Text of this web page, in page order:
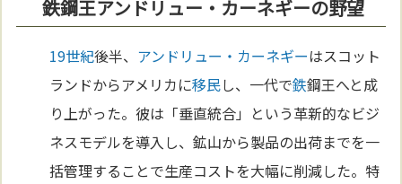
鉄鋼王アンドリュー・カーネギーの野望
19世紀後半、 アンドリュー・カーネギーはスコット
ランドからアメリカに移民し、一代で鉄鋼王へと成
り上がった。彼は「垂直統合」という革新的なビジ
ネスモデルを導入し、鉱山から製品の出荷までを一
括管理することで生産コストを大幅に削減した。特